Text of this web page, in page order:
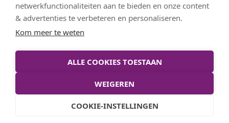
netwerkfunctionaliteiten aan te bieden en onze content
& advertenties te verbeteren en personaliseren.
Kom meer te weten
ALLE COOKIES TOESTAAN
WEIGEREN
COOKIE-INSTELLINGEN
Flickr
Partners
Meander BigBand
De Bolder